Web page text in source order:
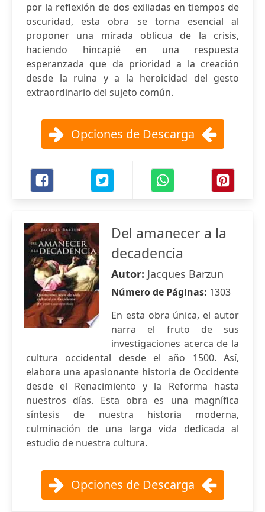
por la reflexión de dos exiliadas en tiempos de
oscuridad, esta obra se torna esencial al
proponer una mirada oblicua de la crisis,
haciendo hincapié en una respuesta
esperanzada que da prioridad a la creación
desde la ruina y a la heroicidad del gesto
extraordinario del sujeto común.
Opciones de Descarga
Del amanecer a la
decadencia
Autor: Jacques Barzun
Número de Páginas: 1303
En esta obra única, el autor
narra el fruto de sus
investigaciones acerca de la
cultura occidental desde el año 1500. Así,
elabora una apasionante historia de Occidente
desde el Renacimiento y la Reforma hasta
nuestros días. Esta obra es una magnífica
síntesis de nuestra historia moderna,
culminación de una larga vida dedicada al
estudio de nuestra cultura.
Opciones de Descarga